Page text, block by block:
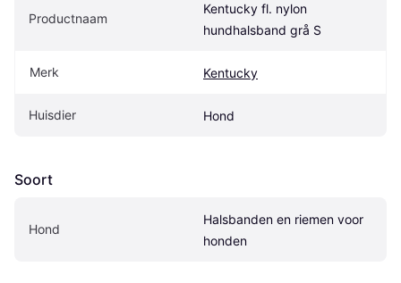
Productnaam
Kentucky fl. nylon
hundhalsband grå S
Merk Kentucky
Huisdier Hond
Soort
Hond
Halsbanden en riemen voor
honden